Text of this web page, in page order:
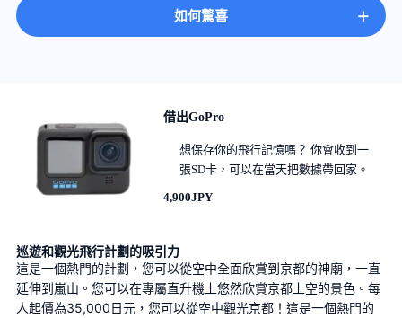
如何驚喜 +
借出GoPro
想保存你的飛行記憶嗎？ 你會收到一
張SD卡，可以在當天把數據帶回家。
4,900JPY
巡遊和觀光飛行計劃的吸引力
這是一個熱門的計劃，您可以從空中全面欣賞到京都的神廟，一直
延伸到嵐山。您可以在專屬直升機上悠然欣賞京都上空的景色。每
人起價為35,000日元，您可以從空中觀光京都！這是一個熱門的